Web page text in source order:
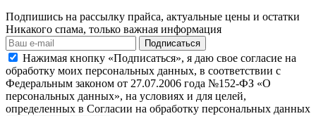
Подпишись на рассылку прайса, актуальные цены и остатки
Никакого спама, только важная информация
Подписаться
Нажимая кнопку «Подписаться», я даю свое согласие на
обработку моих персональных данных, в соответствии с
Федеральным законом от 27.07.2006 года №152-ФЗ «О
персональных данных», на условиях и для целей,
определенных в Согласии на обработку персональных данных